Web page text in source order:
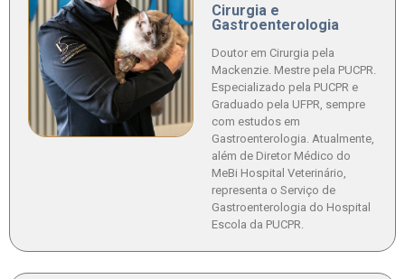
Cirurgia e
Gastroenterologia
Doutor em Cirurgia pela
Mackenzie. Mestre pela PUCPR.
Especializado pela PUCPR e
Graduado pela UFPR, sempre
com estudos em
Gastroenterologia. Atualmente,
além de Diretor Médico do
MeBi Hospital Veterinário,
representa o Serviço de
Gastroenterologia do Hospital
Escola da PUCPR.